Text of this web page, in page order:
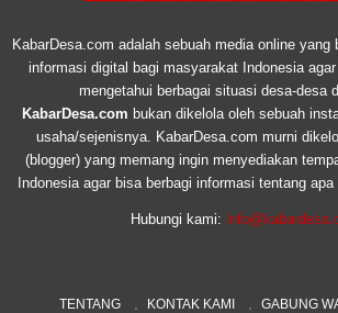
KabarDesa.com adalah sebuah media online yang
informasi digital bagi masyarakat Indonesia
mengetahui berbagai situasi desa-desa
KabarDesa.com bukan dikelola oleh sebuah
usaha/sejenisnya. KabarDesa.com murni
(blogger) yang memang ingin menyediakan
Indonesia agar bisa berbagi informasi tentang
Hubungi kami:
TENTANG KONTAK KAMI GABUNG